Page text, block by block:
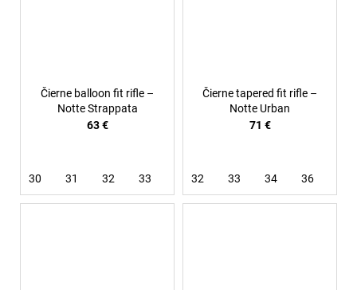
Čierne balloon fit rifle –
Notte Strappata
63 €
30 31 32 33
Čierne tapered fit rifle –
Notte Urban
71 €
32 33 34 36